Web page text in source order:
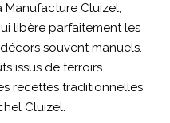
Manufacture Cluizel,
libère parfaitement les
souvent manuels.
issus de terroirs
recettes traditionnelles
Cluizel.